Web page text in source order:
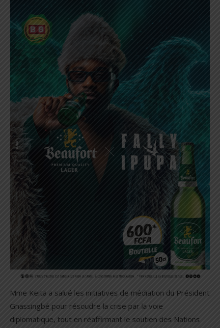
Mme Keita a salué les initiatives de médiation du Président
Gnassingbé pour résoudre la crise par la voie
diplomatique, tout en réaffirmant le soutien des Nations